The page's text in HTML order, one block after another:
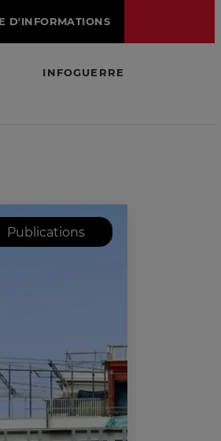
D'INFORMATIONS
INFOGUERRE
Publications